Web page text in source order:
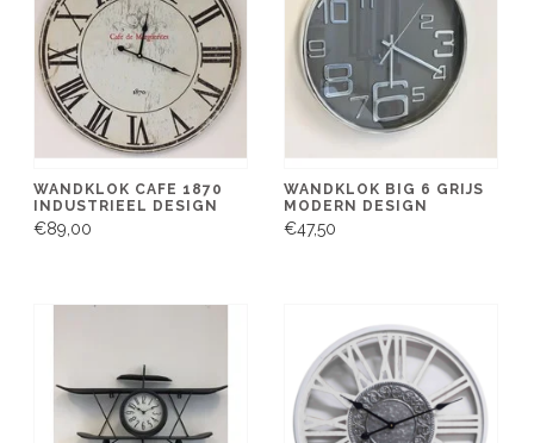
WANDKLOK CAFE 1870
INDUSTRIEEL DESIGN
€89,00
WANDKLOK BIG 6 GRIJS
MODERN DESIGN
€47,50